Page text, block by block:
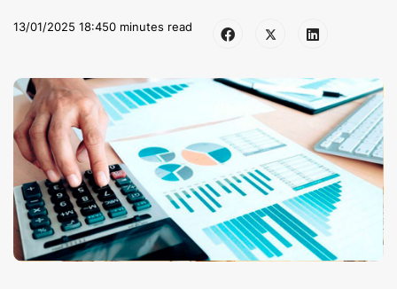
13/01/2025 18:450 minutes read